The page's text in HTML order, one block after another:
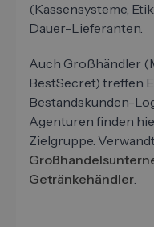
(Kassensysteme,
Dauer-Lieferanten.
Auch Großhändler
BestSecret) treffen
Bestandskunden-
Agenturen finden
Zielgruppe.
Getränkehändler.